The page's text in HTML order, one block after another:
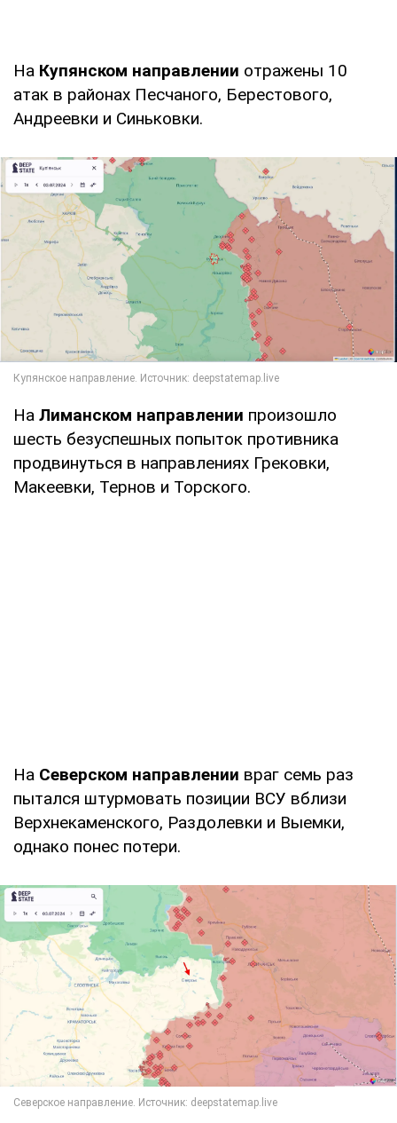
На Купянском направлении отражены 10
атак в районах Песчаного, Берестового,
Андреевки и Синьковки.
На Лиманском направлении произошло
шесть безуспешных попыток противника
продвинуться в направлениях Грековки,
Макеевки, Тернов и Торского.
На Северском направлении враг семь раз
пытался штурмовать позиции ВСУ вблизи
Верхнекаменского, Раздолевки и Выемки,
однако понес потери.